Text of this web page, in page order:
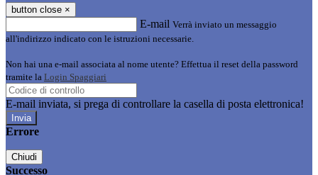
button close ×
E-mail Verrà inviato un messaggio
all'indirizzo indicato con le istruzioni necessarie.
Non hai una e-mail associata al nome utente? Effettua il reset della password
tramite la Login Spaggiari
E-mail inviata, si prega di controllare la casella di posta elettronica!
Errore
Chiudi
Successo